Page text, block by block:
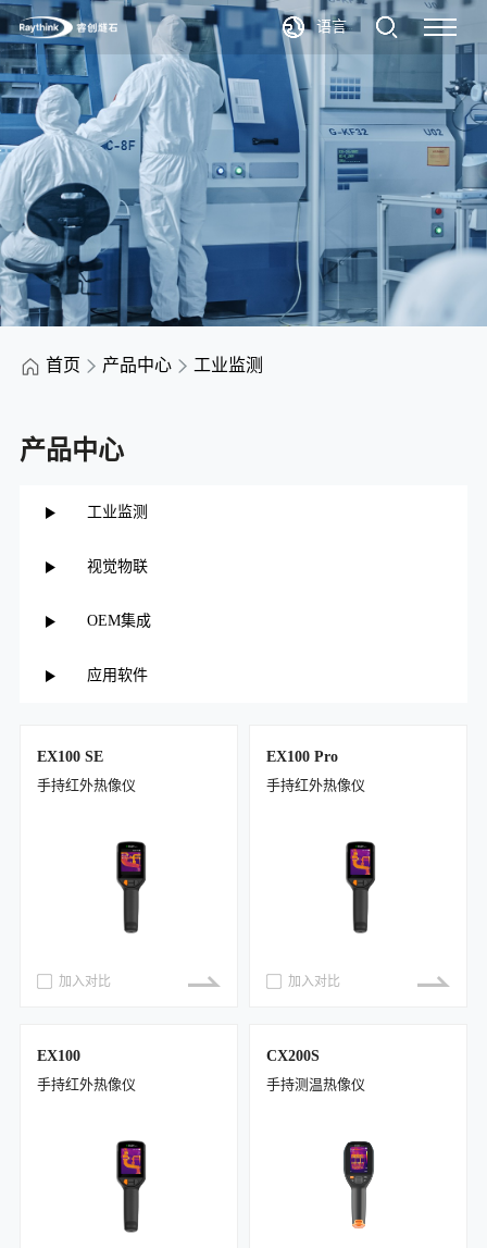
语言
首页 产品中心 工业监测
产品中心
工业监测
视觉物联
OEM集成
应用软件
EX100 SE
手持红外热像仪
加入对比
EX100 Pro
手持红外热像仪
加入对比
EX100
手持红外热像仪
CX200S
手持测温热像仪